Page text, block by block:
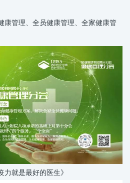
管理、全员健康管理、全家健康管
就是最好的医生》